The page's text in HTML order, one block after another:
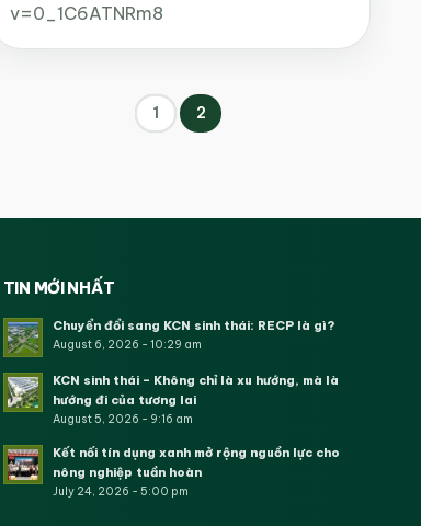
v=0_1C6ATNRm8
1 2
TIN MỚI NHẤT
Chuyển đổi sang KCN sinh thái: RECP là gì?
August 6, 2026 - 10:29 am
KCN sinh thái – Không chỉ là xu hướng, mà là
hướng đi của tương lai
August 5, 2026 - 9:16 am
Kết nối tín dụng xanh mở rộng nguồn lực cho
nông nghiệp tuần hoàn
July 24, 2026 - 5:00 pm